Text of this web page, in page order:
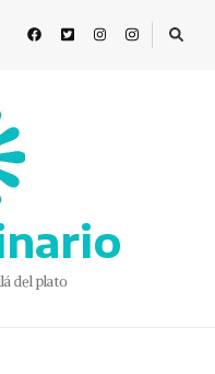
del plato